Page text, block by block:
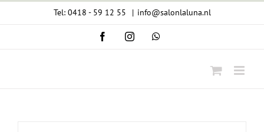
Tel: 0418 - 59 12 55 | info@salonlaluna.nl
FacebookInstagramWhatsApp